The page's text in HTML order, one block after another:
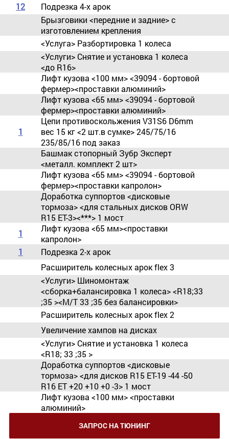
12
Подрезка 4-х арок
Брызговики <передние и задние> с
изготовлением крепления
<Услуга> Разбортировка 1 колеса
<Услуги> Снятие и установка 1 колеса
<до R16>
Лифт кузова <100 мм> <39094 - бортовой
фермер><проставки алюминий>
Лифт кузова <65 мм> <39094 - бортовой
фермер><проставки алюминий>
1
Цепи противоскольжения V31S6 D6mm
вес 15 кг <2 шт.в сумке> 245/75/16
235/85/16 под заказ
Башмак стопорный Зубр Эксперт
<металл. комплект 2 шт>
Лифт кузова <65 мм> <39094 - бортовой
фермер><проставки капролон>
Доработка суппортов <дисковые
тормоза> <для стальных дисков ORW
R15 ET-3><***> 1 мост
1
Лифт кузова <65 мм><проставки
капролон>
1
Подрезка 2-х арок
Расширитель колесных арок flex 3
<Услуги> Шиномонтаж
<сборка+балансировка 1 колеса> <R18;33
;35 ><М/Т 33 ;35 без балансировки>
Расширитель колесных арок flex 2
Увеличение хампов на дисках
<Услуги> Снятие и установка 1 колеса
<R18; 33 ;35 >
Доработка суппортов <дисковые
тормоза> <для дисков R15 ET-19 -44 -50
R16 ET +20 +10 +0 -3> 1 мост
Лифт кузова <100 мм> <проставки
алюминий>
ЗАПРОС НА ТЮНИНГ